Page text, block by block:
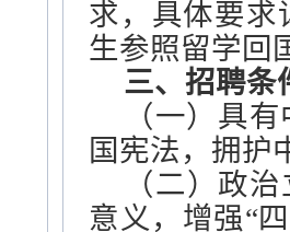
求，具体要求
生参照留学回
三、招聘条
（一）具
国宪法，拥护
（二）政
意义，增强“